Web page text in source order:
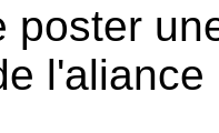
poster
l'aliance